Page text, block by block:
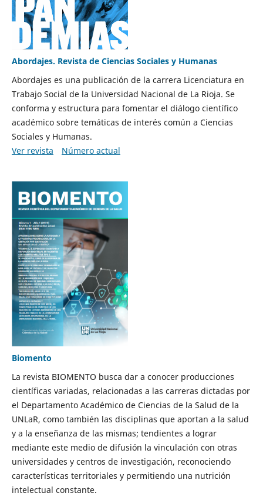
Abordajes. Revista de Ciencias Sociales y Humanas
Abordajes es una publicación de la carrera Licenciatura en
Trabajo Social de la Universidad Nacional de La Rioja. Se
conforma y estructura para fomentar el diálogo científico
académico sobre temáticas de interés común a Ciencias
Sociales y Humanas.
Ver revista
Número actual
Biomento
La revista BIOMENTO busca dar a conocer producciones
científicas variadas, relacionadas a las carreras dictadas por
el Departamento Académico de Ciencias de la Salud de la
UNLaR, como también las disciplinas que aportan a la salud
y a la enseñanza de las mismas; tendientes a lograr
mediante este medio de difusión la vinculación con otras
universidades y centros de investigación, reconociendo
características territoriales y permitiendo una nutrición
intelectual constante.